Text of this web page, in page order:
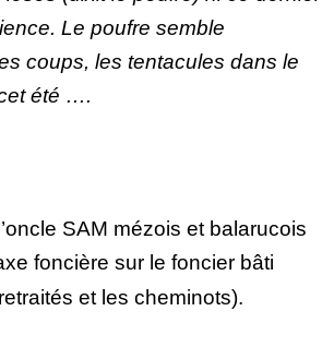
Le poufre semble
coups, les tentacules dans le
été ….
SAM mézois et balarucois
foncière sur le foncier bâti
et les cheminots).